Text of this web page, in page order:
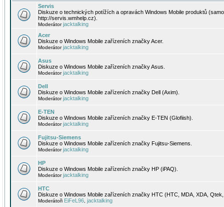
Servis
Diskuze o technických potížích a opravách Windows Mobile produktů
http://servis.wmhelp.cz).
Moderátorjacktalking
Acer
Diskuze o Windows Mobile zařízeních značky Acer.
Moderátorjacktalking
Asus
Diskuze o Windows Mobile zařízeních značky Asus.
Moderátorjacktalking
Dell
Diskuze o Windows Mobile zařízeních značky Dell (Axim).
Moderátorjacktalking
E-TEN
Diskuze o Windows Mobile zařízeních značky E-TEN (Glofiish).
Moderátorjacktalking
Fujitsu-Siemens
Diskuze o Windows Mobile zařízeních značky Fujitsu-Siemens.
Moderátorjacktalking
HP
Diskuze o Windows Mobile zařízeních značky HP (iPAQ).
Moderátorjacktalking
HTC
Diskuze o Windows Mobile zařízeních značky HTC (HTC, MDA, XDA,
Moderátoři EiFeL96 jacktalking